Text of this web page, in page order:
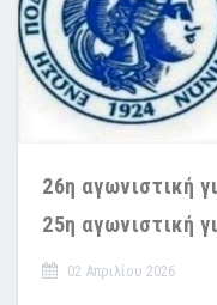
26η αγωνιστική
25η αγωνιστική
02 Απριλίου 2026